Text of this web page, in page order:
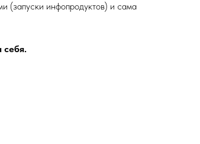
(запуски инфопродуктов) и сама
себя.